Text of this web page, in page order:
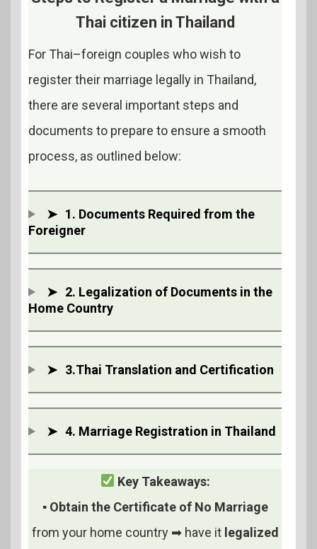
Thai citizen in Thailand
For Thai–foreign couples who wish to
register their marriage legally in Thailand,
there are several important steps and
documents to prepare to ensure a smooth
process, as outlined below:
➤ 1. Documents Required from the
Foreigner
➤ 2. Legalization of Documents in the
Home Country
➤ 3.Thai Translation and Certification
➤ 4. Marriage Registration in Thailand
Key Takeaways:
▪ Obtain the Certificate of No Marriage
from your home country ➡ have it legalized